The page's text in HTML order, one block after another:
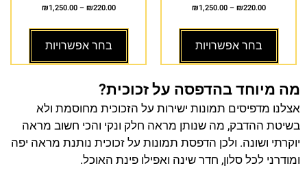
₪220.00
–
₪1,250.00
בחר אפשרויות
₪220.00
–
₪1,250.00
בחר אפשרויות
מה מיוחד בהדפסה על זכוכית?
אצלנו מדפיסים תמונות ישירות על הזכוכית מחוסמת ולא
בשיטת ההדבק, מה שנותן מראה חלק ונקי והכי חשוב מראה
יוקרתי ושונה. ולכן הדפסת תמונות על זכוכית נותנת מראה יפה
ומודרני לכל סלון, חדר שינה ואפילו פינת האוכל.